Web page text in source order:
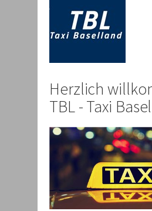
Herzlich
TBL - Taxi